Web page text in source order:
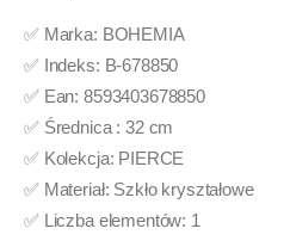
✅ Marka: BOHEMIA
✅ Indeks: B-678850
✅ Ean: 8593403678850
✅ Średnica : 32 cm
✅ Kolekcja: PIERCE
✅ Materiał: Szkło kryształowe
✅ Liczba elementów: 1